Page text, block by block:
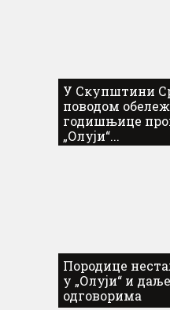
У Скупштини
поводом
годишњице
„Олуји“...
Породице
у „Олуји“ и
одговорима